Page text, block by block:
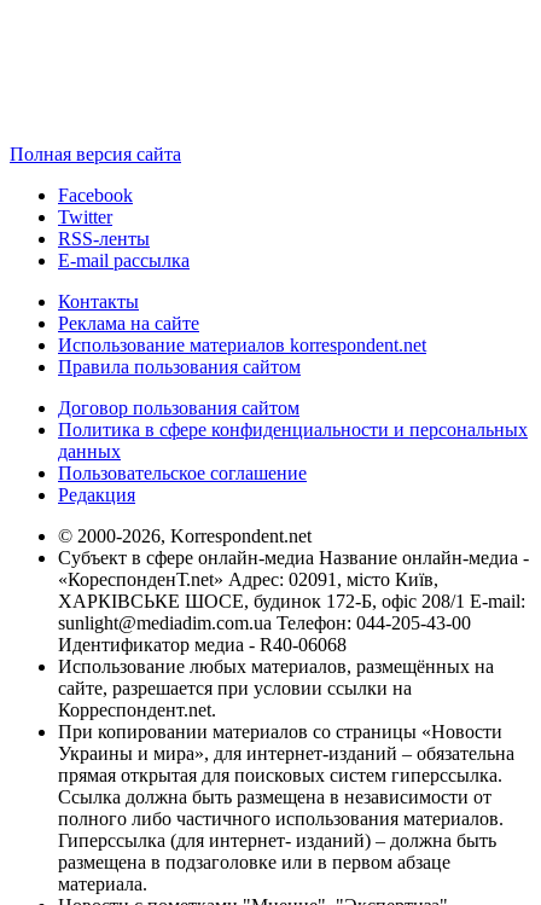
Полная версия сайта
Facebook
Twitter
RSS-ленты
E-mail рассылка
Контакты
Реклама на сайте
Использование материалов korrespondent.net
Правила пользования сайтом
Договор пользования сайтом
Политика в сфере конфиденциальности и персональных
данных
Пользовательское соглашение
Редакция
© 2000-2026, Korrespondent.net
Субъект в сфере онлайн-медиа Название онлайн-медиа -
«КореспонденТ.net» Адрес: 02091, місто Київ,
ХАРКІВСЬКЕ ШОСЕ, будинок 172-Б, офіс 208/1 E-mail:
sunlight@mediadim.com.ua Телефон: 044-205-43-00
Идентификатор медиа - R40-06068
Использование любых материалов, размещённых на
сайте, разрешается при условии ссылки на
Корреспондент.net.
При копировании материалов со страницы «Новости
Украины и мира», для интернет-изданий – обязательна
прямая открытая для поисковых систем гиперссылка.
Ссылка должна быть размещена в независимости от
полного либо частичного использования материалов.
Гиперссылка (для интернет- изданий) – должна быть
размещена в подзаголовке или в первом абзаце
материала.